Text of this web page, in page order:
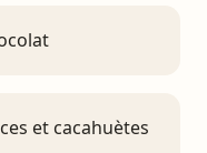
et cacahuètes